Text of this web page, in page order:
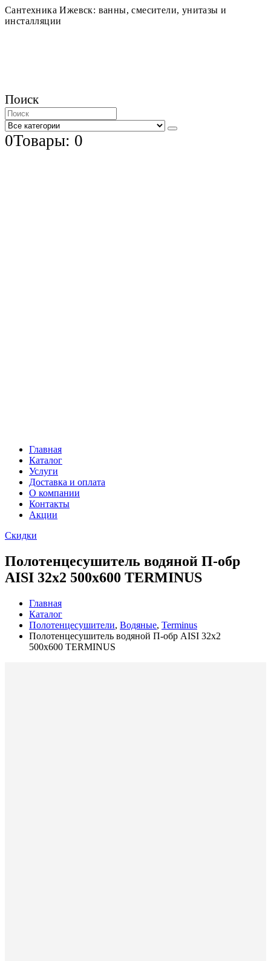
Сантехника Ижевск: ванны, смесители, унитазы и
инсталляции
Поиск
0Товары: 0
Главная
Каталог
Услуги
Доставка и оплата
О компании
Контакты
Акции
Скидки
Полотенцесушитель водяной П-обр
AISI 32х2 500х600 TERMINUS
Главная
Каталог
Полотенцесушители, Водяные, Terminus
Полотенцесушитель водяной П-обр AISI 32х2
500х600 TERMINUS